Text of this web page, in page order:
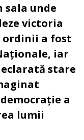
sala unde
victoria
ordinii a fost
iar
stare
a
lumii